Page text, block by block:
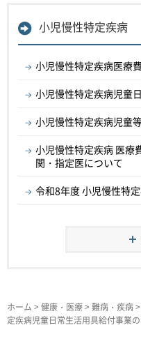
小児慢性特定疾病
小児慢性特定疾病医療
小児慢性特定疾病児童
小児慢性特定疾病児童
小児慢性特定疾病 医療
関・指定医について
令和8年度 小児慢性特
ホーム > 健康・医療> 難病・疾病>
定疾病児童日常生活用具給付事業